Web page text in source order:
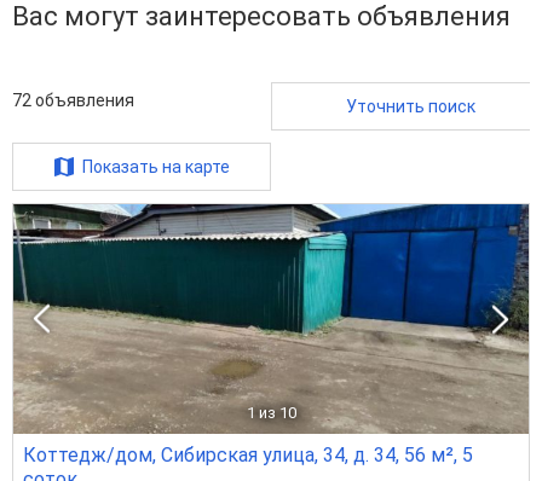
Вас могут заинтересовать объявления
72 объявления Уточнить поиск
Показать на карте
1 из 10
Коттедж/дом, Сибирская улица, 34, д. 34, 56 м², 5